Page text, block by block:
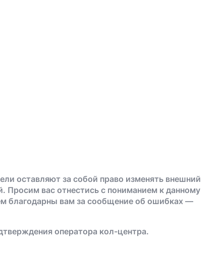
оставляют за собой право изменять внешний
Просим вас отнестись с пониманием к данному
благодарны вам за сообщение об ошибках —
оператора кол-центра.